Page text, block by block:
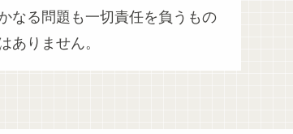
なる問題も一切責任を負うもの
ありません。